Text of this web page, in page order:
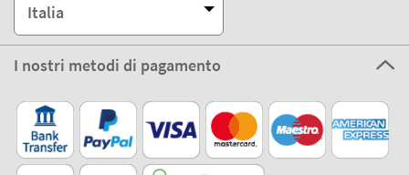
Italia
I nostri metodi di pagamento